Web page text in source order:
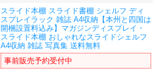
スライド本棚 スライド書棚 シェルフ ディ
スプレイラック 雑誌 A4収納 【本州と四国は
開梱設置料込み】マガジンディスプレイ・
スライド本棚 おしゃれなスライドシェルフ
A4収納 雑誌 写真集 送料無料
事前販売予約受付中